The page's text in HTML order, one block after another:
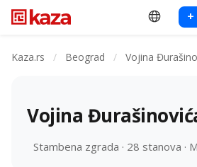
+
Kaza.rs / Beograd / Vojina
Vojina
Stambena zgrada · 28 stanova ·